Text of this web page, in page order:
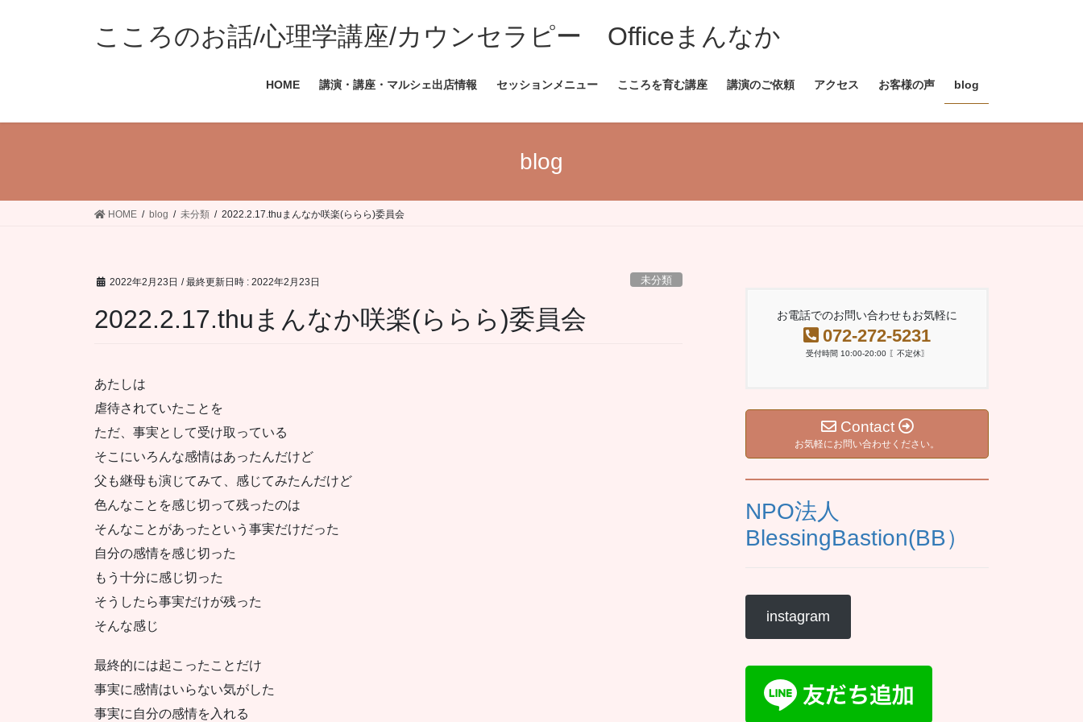
ス
ン
こころのお話/心理学講座/カウンセラピー Officeまんなか
HOME 講演・講座・マルシェ出店情報 セッションメニュー こころを育む講座 講演のご依頼 アクセス お客様の声 blog
blog
HOME blog 未分類 2022.2.17.thuまんなか咲楽(ららら)委員会
2022年2月23日 / 最終更新日時 : 2022年2月23日 未分類
2022.2.17.thuまんなか咲楽(ららら)委員会
あたしは
虐待されていたことを
ただ、事実として受け取っている
そこにいろんな感情はあったんだけど
父も継母も演じてみて、感じてみたんだけど
色んなことを感じ切って残ったのは
そんなことがあったという事実だけだった
自分の感情を感じ切った
もう十分に感じ切った
そうしたら事実だけが残った
そんな感じ
最終的には起こったことだけ
事実に感情はいらない気がした
事実に自分の感情を入れる
お電話でのお問い合わせもお気軽に
072-272-5231
受付時間 10:00-20:00 〖不定休〗
Contact
お気軽にお問い合わせください。
NPO法人
BlessingBastion(BB）
instagram